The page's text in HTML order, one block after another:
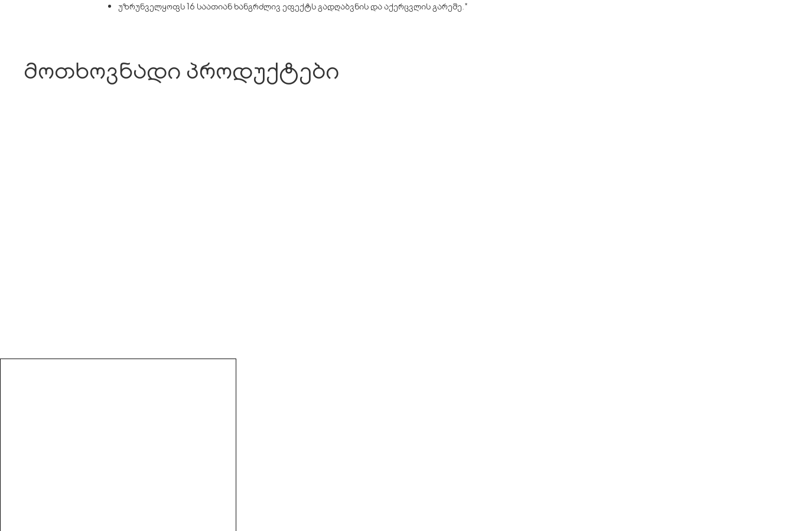
უზრუნველყოფს 16 საათიან ხანგრძლივ ეფექტს გადღაბვნის და აქერცვლის გარეშე.*
მოთხოვნადი პროდუქტები